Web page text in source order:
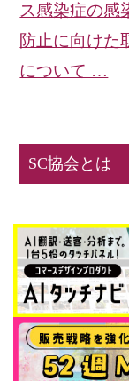
ス感染症の感
防止に向けた
について …
SC協会とは